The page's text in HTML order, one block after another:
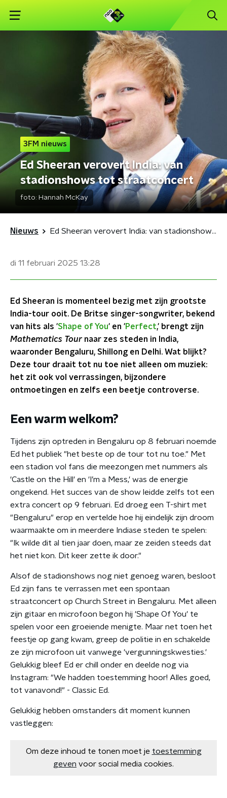
3FM nieuws
Ed Sheeran verovert India: van
stadionshows tot straatconcert
foto: Hannah McKay
Nieuws Ed Sheeran verovert India: van stadionshows tot straatconcert
di 11 februari 2025 13:28
Ed Sheeran is momenteel bezig met zijn grootste
India-tour ooit. De Britse singer-songwriter, bekend
van hits als 'Shape of You' en 'Perfect,' brengt zijn
Mathematics Tour naar zes steden in India,
waaronder Bengaluru, Shillong en Delhi. Wat blijkt?
Deze tour draait tot nu toe niet alleen om muziek:
het zit ook vol verrassingen, bijzondere
ontmoetingen en zelfs een beetje controverse.
Een warm welkom?
Tijdens zijn optreden in Bengaluru op 8 februari noemde
Ed het publiek "het beste op de tour tot nu toe." Met
een stadion vol fans die meezongen met nummers als
'Castle on the Hill' en 'I’m a Mess,' was de energie
ongekend. Het succes van de show leidde zelfs tot een
extra concert op 9 februari. Ed droeg een T-shirt met
"Bengaluru" erop en vertelde hoe hij eindelijk zijn droom
waarmaakte om in meerdere Indiase steden te spelen:
"Ik wilde dit al tien jaar doen, maar ze zeiden steeds dat
het niet kon. Dit keer zette ik door."
Alsof de stadionshows nog niet genoeg waren, besloot
Ed zijn fans te verrassen met een spontaan
straatconcert op Church Street in Bengaluru. Met alleen
zijn gitaar en microfoon begon hij 'Shape Of You' te
spelen voor een groeiende menigte. Maar net toen het
feestje op gang kwam, greep de politie in en schakelde
ze zijn microfoon uit vanwege 'vergunningskwesties.'
Gelukkig bleef Ed er chill onder en deelde nog via
Instagram: "We hadden toestemming hoor! Alles goed,
tot vanavond!" - Classic Ed.
Gelukkig hebben omstanders dit moment kunnen
vastleggen:
Om deze inhoud te tonen moet je toestemming
geven voor social media cookies.